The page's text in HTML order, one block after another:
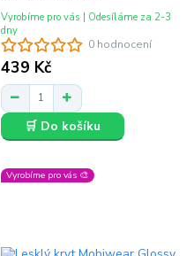
0 hodnocení
439 Kč
Vyrobíme pro vás | Odesíláme za 2-3
dny
🛒 Do košíku
Vyrobíme pro vás 🎨